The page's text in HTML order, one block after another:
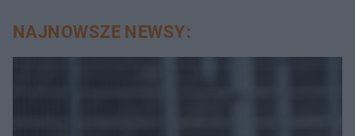
NAJNOWSZE NEWSY: